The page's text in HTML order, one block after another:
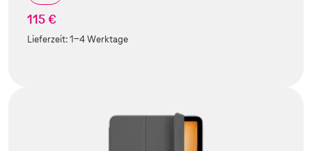
115 €
Lieferzeit:1-4 Werktage